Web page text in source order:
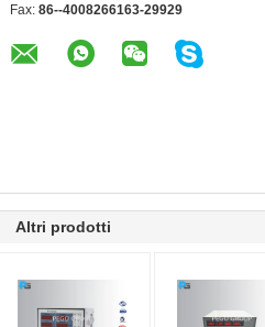
Fax: 86--4008266163-29929
Altri prodotti